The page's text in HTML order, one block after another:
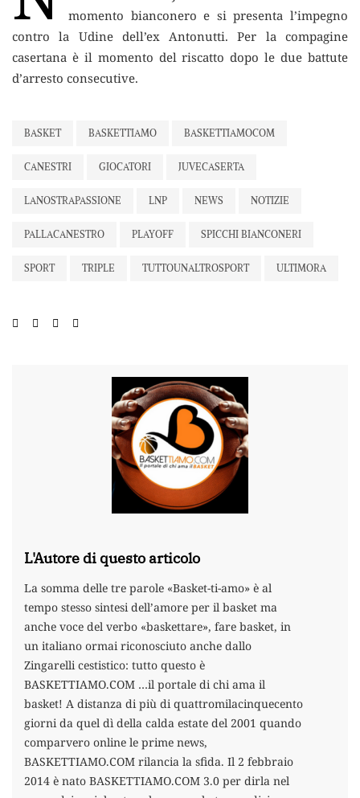
momento bianconeroe si presenta l’impegno
contro la Udine dell’ex Antonutti. Per la compagine
casertana è il momento del riscatto dopo le due battute
d’arresto consecutive.
BASKET BASKETTIAMO BASKETTIAMOCOM
CANESTRI GIOCATORI JUVECASERTA
LANOSTRAPASSIONE LNP NEWS NOTIZIE
PALLACANESTRO PLAYOFF SPICCHI BIANCONERI
SPORT TRIPLE TUTTOUNALTROSPORT ULTIMORA
L'Autore di questo articolo
La somma delle tre parole «Basket-ti-amo» è al
tempo stesso sintesi dell’amore per il basket ma
anche voce del verbo «baskettare», fare basket, in
un italiano ormai riconosciuto anche dallo
Zingarelli cestistico: tutto questo è
BASKETTIAMO.COM …il portale di chi ama il
basket! A distanza di più di quattromilacinquecento
giorni da quel dì della calda estate del 2001 quando
comparvero online le prime news,
BASKETTIAMO.COM rilancia la sfida. Il 2 febbraio
2014 è nato BASKETTIAMO.COM 3.0 per dirla nel